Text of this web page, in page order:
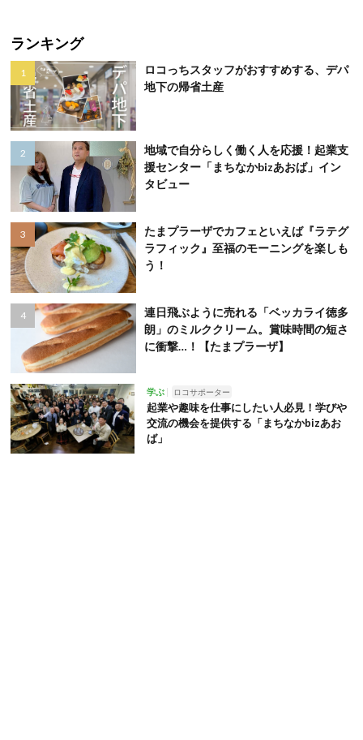
ランキング
ロコっちスタッフがおすすめする、デパ
地下の帰省土産
地域で自分らしく働く人を応援！起業支
援センター「まちなかbizあおば」イン
タビュー
たまプラーザでカフェといえば『ラテグ
ラフィック』至福のモーニングを楽しも
う！
連日飛ぶように売れる「ベッカライ徳多
朗」のミルククリーム。賞味時間の短さ
に衝撃…！【たまプラーザ】
学ぶ ロコサポーター
起業や趣味を仕事にしたい人必見！学びや
交流の機会を提供する「まちなかbizあお
ば」